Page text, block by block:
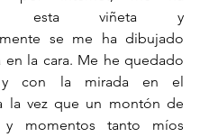
esta viñeta y
se me ha dibujado
en la cara. Me he quedado
y con la mirada en el
la vez que un montón de
y momentos tanto míos